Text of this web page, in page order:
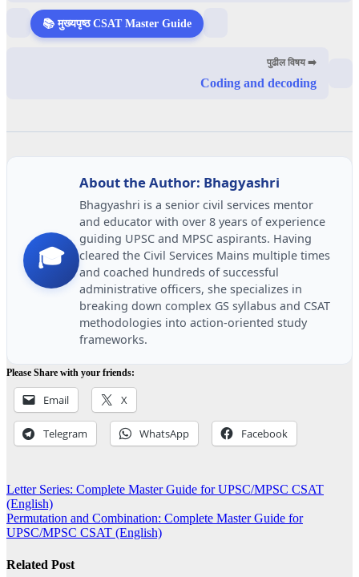
📚 मुख्यपृष्ठ CSAT Master Guide
पुढील विषय ➡️
Coding and decoding
🎓
About the Author: Bhagyashri
Bhagyashri is a senior civil services mentor
and educator with over 8 years of experience
guiding UPSC and MPSC aspirants. Having
cleared the Civil Services Mains multiple times
and coached hundreds of successful
administrative officers, she specializes in
breaking down complex GS syllabus and CSAT
methodologies into action-oriented study
frameworks.
Please Share with your friends:
Email X
Telegram WhatsApp Facebook
Post
navigation
Letter Series: Complete Master Guide for UPSC/MPSC CSAT
(English)
Permutation and Combination: Complete Master Guide for
UPSC/MPSC CSAT (English)
Related Post